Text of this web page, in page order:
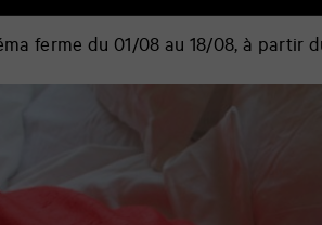
ferme du 01/08 au 18/08, à partir